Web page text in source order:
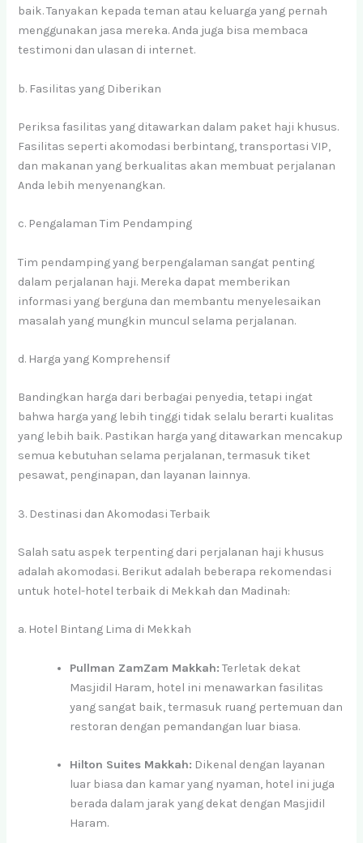
baik. Tanyakan kepada teman atau keluarga yang pernah
menggunakan jasa mereka. Anda juga bisa membaca
testimoni dan ulasan di internet.
b. Fasilitas yang Diberikan
Periksa fasilitas yang ditawarkan dalam paket haji khusus.
Fasilitas seperti akomodasi berbintang, transportasi VIP,
dan makanan yang berkualitas akan membuat perjalanan
Anda lebih menyenangkan.
c. Pengalaman Tim Pendamping
Tim pendamping yang berpengalaman sangat penting
dalam perjalanan haji. Mereka dapat memberikan
informasi yang berguna dan membantu menyelesaikan
masalah yang mungkin muncul selama perjalanan.
d. Harga yang Komprehensif
Bandingkan harga dari berbagai penyedia, tetapi ingat
bahwa harga yang lebih tinggi tidak selalu berarti kualitas
yang lebih baik. Pastikan harga yang ditawarkan mencakup
semua kebutuhan selama perjalanan, termasuk tiket
pesawat, penginapan, dan layanan lainnya.
3. Destinasi dan Akomodasi Terbaik
Salah satu aspek terpenting dari perjalanan haji khusus
adalah akomodasi. Berikut adalah beberapa rekomendasi
untuk hotel-hotel terbaik di Mekkah dan Madinah:
a. Hotel Bintang Lima di Mekkah
Pullman ZamZam Makkah: Terletak dekat
Masjidil Haram, hotel ini menawarkan fasilitas
yang sangat baik, termasuk ruang pertemuan dan
restoran dengan pemandangan luar biasa.
Hilton Suites Makkah: Dikenal dengan layanan
luar biasa dan kamar yang nyaman, hotel ini juga
berada dalam jarak yang dekat dengan Masjidil
Haram.